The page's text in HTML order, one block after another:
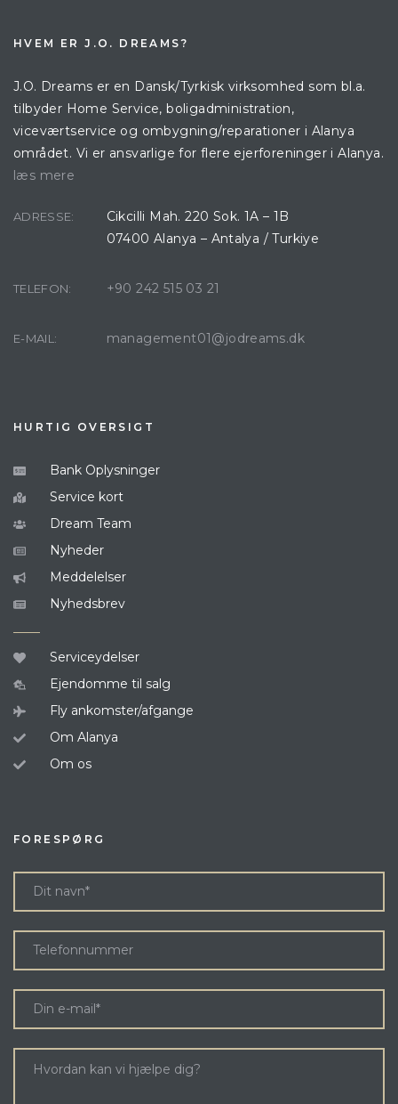
HVEM ER J.O. DREAMS?
J.O. Dreams er en Dansk/Tyrkisk virksomhed som bl.a.
tilbyder Home Service, boligadministration,
viceværtservice og ombygning/reparationer i Alanya
området. Vi er ansvarlige for flere ejerforeninger i Alanya.
læs mere
ADRESSE:
Cikcilli Mah. 220 Sok. 1A – 1B
07400 Alanya – Antalya / Turkiye
TELEFON: +90 242 515 03 21
E-MAIL: management01@jodreams.dk
HURTIG OVERSIGT
Bank Oplysninger
Service kort
Dream Team
Nyheder
Meddelelser
Nyhedsbrev
Serviceydelser
Ejendomme til salg
Fly ankomster/afgange
Om Alanya
Om os
FORESPØRG